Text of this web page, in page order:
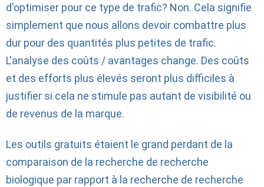
d'optimiser pour ce type de trafic? Non. Cela signifie
simplement que nous allons devoir combattre plus
dur pour des quantités plus petites de trafic.
L'analyse des coûts / avantages change. Des coûts
et des efforts plus élevés seront plus difficiles à
justifier si cela ne stimule pas autant de visibilité ou
de revenus de la marque.
Les outils gratuits étaient le grand perdant de la
comparaison de la recherche de recherche
biologique par rapport à la recherche de recherche